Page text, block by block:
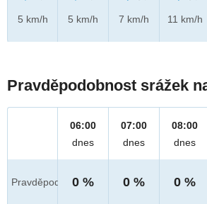
5 km/h
5 km/h
7 km/h
11 km/h
Pravděpodobnost srážek
Pravděpod.
06:00
dnes
0 %
07:00
dnes
0 %
08:00
dnes
0 %